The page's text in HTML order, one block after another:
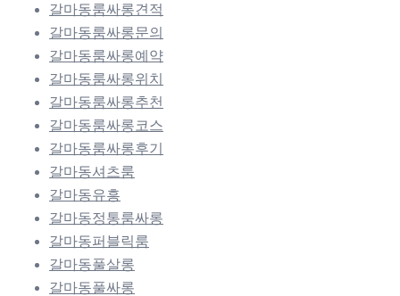
갈마동룸싸롱견적
갈마동룸싸롱문의
갈마동룸싸롱예약
갈마동룸싸롱위치
갈마동룸싸롱추천
갈마동룸싸롱코스
갈마동룸싸롱후기
갈마동셔츠룸
갈마동유흥
갈마동정통룸싸롱
갈마동퍼블릭룸
갈마동풀살롱
갈마동풀싸롱